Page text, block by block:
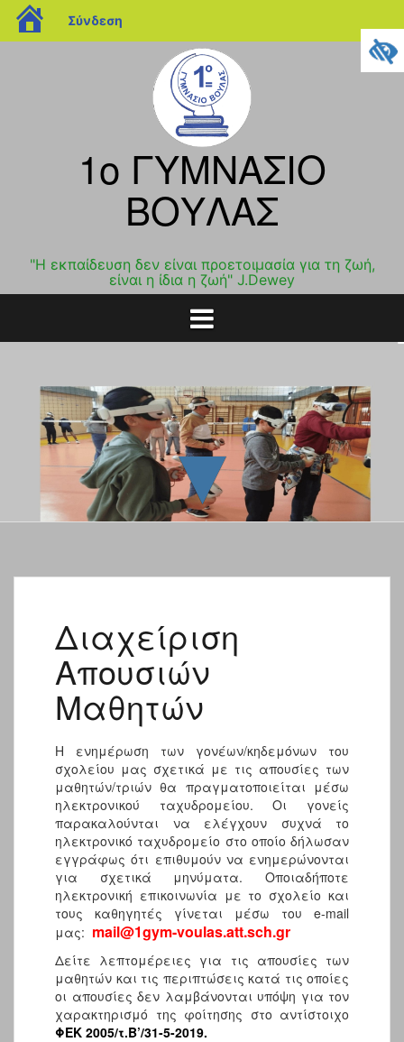
blogs.sch.gr
Σύνδεση
1o ΓΥΜΝΑΣΙΟ
ΒΟΥΛΑΣ
"Η εκπαίδευση δεν είναι προετοιμασία για τη ζωή,
είναι η ίδια η ζωή" J.Dewey
▼
Διαχείριση
Απουσιών
Μαθητών
Η ενημέρωση των γονέων/κηδεμόνων του
σχολείου μας σχετικά με τις απουσίες των
μαθητών/τριών θα πραγματοποιείται μέσω
ηλεκτρονικού ταχυδρομείου. Οι γονείς
παρακαλούνται να ελέγχουν συχνά το
ηλεκτρονικό ταχυδρομείο στο οποίο δήλωσαν
εγγράφως ότι επιθυμούν να ενημερώνονται
για σχετικά μηνύματα. Οποιαδήποτε
ηλεκτρονική επικοινωνία με το σχολείο και
τους καθηγητές γίνεται μέσω του e-mail
μας: mail@1gym-voulas.att.sch.gr
Δείτε λεπτομέρειες για τις απουσίες των
μαθητών και τις περιπτώσεις κατά τις οποίες
οι απουσίες δεν λαμβάνονται υπόψη για τον
χαρακτηρισμό της φοίτησης στο αντίστοιχο
ΦΕΚ 2005/τ.Β’/31-5-2019.